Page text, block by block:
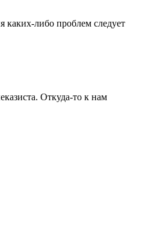
либо проблем следует
Откуда-то к нам